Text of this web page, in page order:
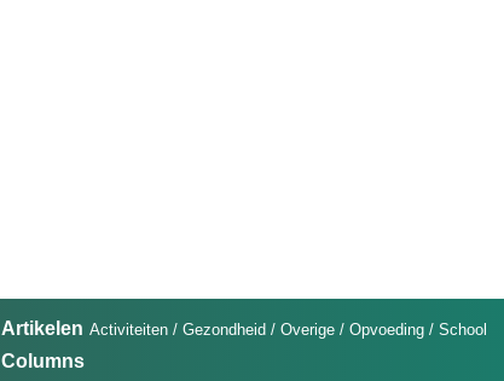
Artikelen Activiteiten/ Gezondheid/ Overige/ Opvoeding/ School
Columns